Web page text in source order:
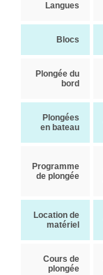
Langues
Blocs
Plongée du
bord
Plongées
en bateau
Programme
de plongée
Location de
matériel
Cours de
plongée